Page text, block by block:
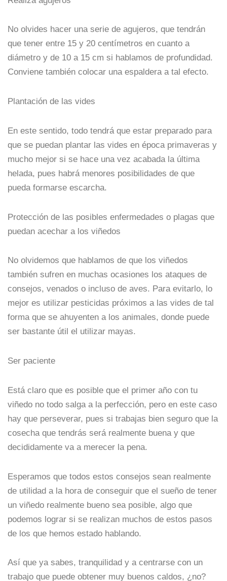
No olvides hacer una serie de agujeros, que tendrán
que tener entre 15 y 20 centímetros en cuanto a
diámetro y de 10 a 15 cm si hablamos de profundidad.
Conviene también colocar una espaldera a tal efecto.
Plantación de las vides
En este sentido, todo tendrá que estar preparado para
que se puedan plantar las vides en época primaveras y
mucho mejor si se hace una vez acabada la última
helada, pues habrá menores posibilidades de que
pueda formarse escarcha.
Protección de las posibles enfermedades o plagas que
puedan acechar a los viñedos
No olvidemos que hablamos de que los viñedos
también sufren en muchas ocasiones los ataques de
consejos, venados o incluso de aves. Para evitarlo, lo
mejor es utilizar pesticidas próximos a las vides de tal
forma que se ahuyenten a los animales, donde puede
ser bastante útil el utilizar mayas.
Ser paciente
Está claro que es posible que el primer año con tu
viñedo no todo salga a la perfección, pero en este caso
hay que perseverar, pues si trabajas bien seguro que la
cosecha que tendrás será realmente buena y que
decididamente va a merecer la pena.
Esperamos que todos estos consejos sean realmente
de utilidad a la hora de conseguir que el sueño de tener
un viñedo realmente bueno sea posible, algo que
podemos lograr si se realizan muchos de estos pasos
de los que hemos estado hablando.
Así que ya sabes, tranquilidad y a centrarse con un
trabajo que puede obtener muy buenos caldos, ¿no?